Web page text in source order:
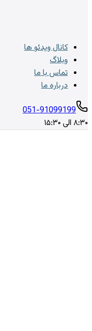
کانال ویدئو ها
وبلاگ
تماس با ما
درباره ما
051-91099199
۸:۳۰ الی ۱۵:۳۰